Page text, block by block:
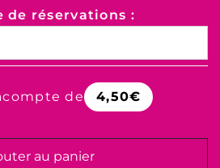
de réservations :
de 4,50€
au panier